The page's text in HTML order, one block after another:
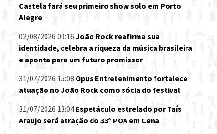
Castela fará seu primeiro show solo em Porto
Alegre
02/08/2026 09:16 João Rock reafirma sua
identidade, celebra a riqueza da música brasileira
e aponta para um futuro promissor
31/07/2026 15:08 Opus Entretenimento fortalece
atuação no João Rock como sócia do festival
31/07/2026 13:04 Espetáculo estrelado por Taís
Araujo será atração do 33º POA em Cena